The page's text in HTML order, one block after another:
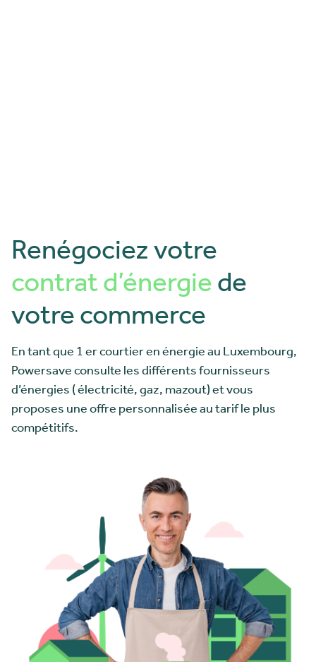
Renégociez votre
contrat d’énergiede
votre commerce
En tant que 1 er courtier en énergie au Luxembourg,
Powersave consulte les différents fournisseurs
d’énergies ( électricité, gaz, mazout) et vous
proposes une offre personnalisée au tarif le plus
compétitifs.